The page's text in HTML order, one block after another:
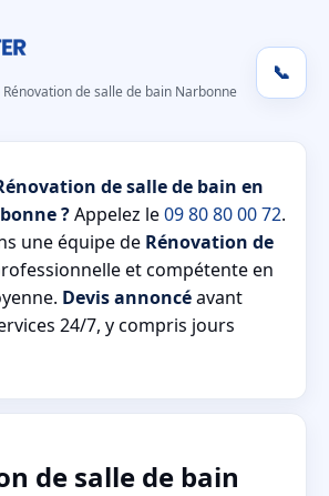
de salle de bain Narbonne
📞
de salle de bain en
?Appelez le09 80 80 00 72.
une équipe de Rénovation de
et compétente en
Devis annoncéavant
24/7, y compris jours
de salle de bain